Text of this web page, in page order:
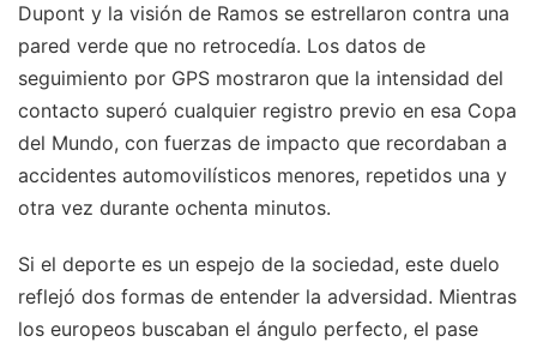
Dupont y la visión de Ramos se estrellaron contra una
pared verde que no retrocedía. Los datos de
seguimiento por GPS mostraron que la intensidad del
contacto superó cualquier registro previo en esa Copa
del Mundo, con fuerzas de impacto que recordaban a
accidentes automovilísticos menores, repetidos una y
otra vez durante ochenta minutos.
Si el deporte es un espejo de la sociedad, este duelo
reflejó dos formas de entender la adversidad. Mientras
los europeos buscaban el ángulo perfecto, el pase